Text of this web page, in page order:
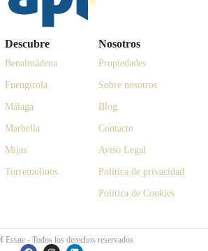
Descubre
Benalmádena
Fuengirola
Málaga
Marbella
Mijas
Torremolinos
Nosotros
Propiedades
Sobre nosotros
Blog
Contacto
Aviso Legal
Política de privacidad
Política de Cookies
- Todos los derechos reservados